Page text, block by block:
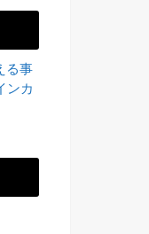
る事
ンカ